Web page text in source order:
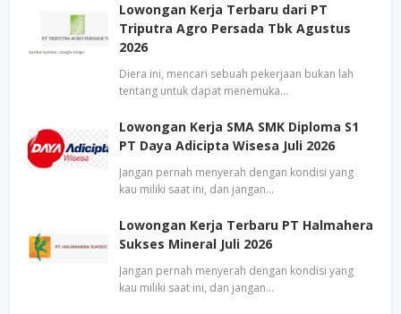
Lowongan Kerja Terbaru dari PT
Triputra Agro Persada Tbk Agustus
2026
Diera ini, mencari sebuah pekerjaan bukan lah
tentang untuk dapat menemuka…
Lowongan Kerja SMA SMK Diploma S1
PT Daya Adicipta Wisesa Juli 2026
Jangan pernah menyerah dengan kondisi yang
kau miliki saat ini, dan jangan…
Lowongan Kerja Terbaru PT Halmahera
Sukses Mineral Juli 2026
Jangan pernah menyerah dengan kondisi yang
kau miliki saat ini, dan jangan…